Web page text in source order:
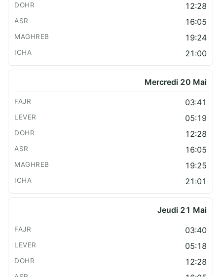
12:28
16:05
19:24
21:00
Mercredi 20 Mai
03:41
05:19
12:28
16:05
19:25
21:01
Jeudi 21 Mai
03:40
05:18
12:28